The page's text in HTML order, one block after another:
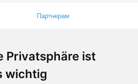
Privatsphäre ist
wichtig
Партнерам
Медиа
Facebook